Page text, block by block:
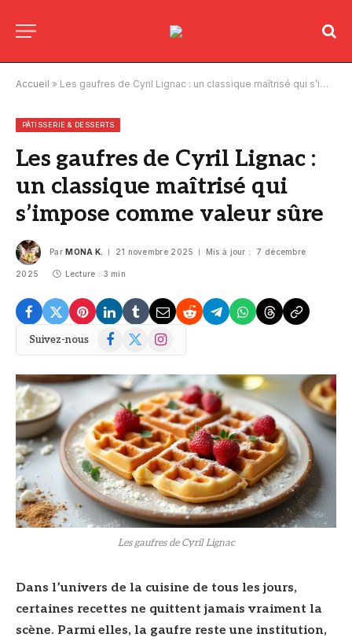
Accueil » Les gaufres de Cyril Lignac : un classique maîtrisé qui s’impose comme valeur sûre
PÂTISSERIE & DESSERTS
Les gaufres de Cyril Lignac :
un classique maîtrisé qui
s’impose comme valeur sûre
Par MONA K. 21 novembre 2025 Mis à jour : 7 décembre
2025 Lecture : 3 min
Suivez-nous Facebook
X
Instagram
Les gaufres de Cyril Lignac
Dans l’univers de la cuisine de tous les jours,
certaines recettes ne quittent jamais vraiment la
scène. Parmi elles, la gaufre reste une institution,